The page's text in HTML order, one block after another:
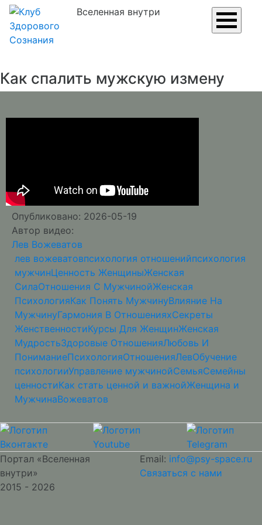
Вселенная внутри
Как спалить мужскую измену
Опубликовано: 2026-05-19
Автор видео:
Лев Вожеватов
лев вожеватовпсихология отношенийпсихология
мужчинЦенность ЖенщиныЖенская
СилаОтношения С МужчинойЖенская
ПсихологияКак Понять МужчинуВлияние На
МужчинуГармония В ОтношенияхСекреты
ЖенственностиКурсы Для ЖенщинЖенская
МудростьЗдоровые ОтношенияЛюбовь И
ПониманиеПсихологияОтношенияЛевОбучение
психологииУправление мужчинойСемьяСемейны
ценностиКак стать ценной и важнойЖенщина и
МужчинаВожеватов
Портал «Вселенная
внутри»
2015 - 2026
Email: info@psy-space.ru
Связаться с нами